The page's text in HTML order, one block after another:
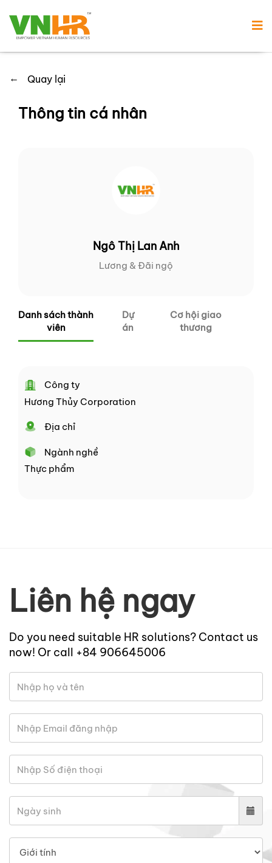
← Quay lại
Thông tin cá nhân
Ngô Thị Lan Anh
Lương & Đãi ngộ
Danh sách thành
viên
Dự
án
Cơ hội giao
thương
Công ty
Hương Thủy Corporation
Địa chỉ
Ngành nghề
Thực phẩm
Liên hệ ngay
Do you need suitable HR solutions? Contact us
now! Or call +84 906645006